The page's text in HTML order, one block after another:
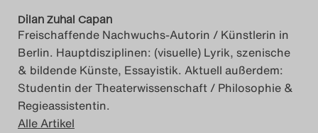
Nutzungsbedingungen
Search
Dilan Zuhal Capan
Freischaffende Nachwuchs-Autorin / Künstlerin in
Berlin. Hauptdisziplinen: (visuelle) Lyrik, szenische
& bildende Künste, Essayistik. Aktuell außerdem:
Studentin der Theaterwissenschaft / Philosophie &
Regieassistentin.
Alle Artikel